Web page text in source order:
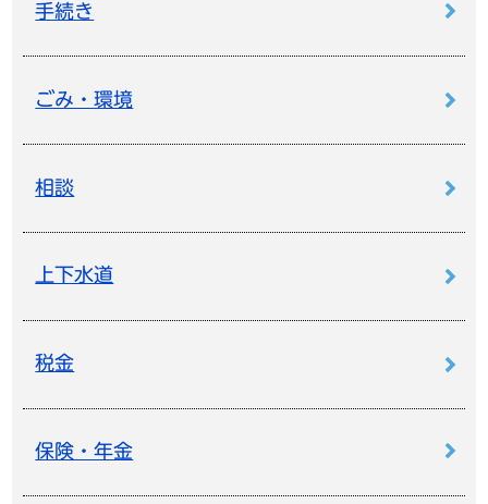
手続き
ごみ・環境
相談
上下水道
税金
保険・年金